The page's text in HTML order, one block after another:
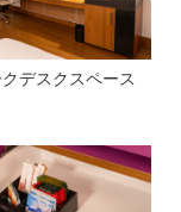
デスクスペース